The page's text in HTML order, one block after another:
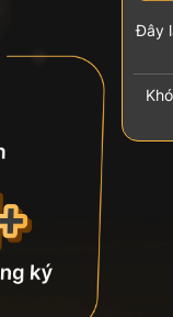
Đây